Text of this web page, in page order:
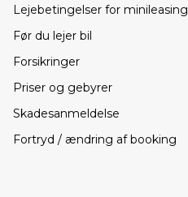
Lejebetingelser for minileasing
Før du lejer bil
Forsikringer
Priser og gebyrer
Skadesanmeldelse
Fortryd / ændring af booking